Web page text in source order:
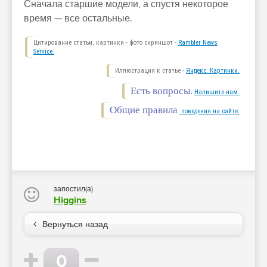
Сначала старшие модели, а спустя некоторое
время — все остальные.
Цитирование статьи, картинки - фото скриншот - Rambler News
Service.
Иллюстрация к статье - Яндекс. Картинки.
Есть вопросы. Напишите нам.
Общие правила поведения на сайте.
запостил(а)
Higgins
Вернуться назад
0